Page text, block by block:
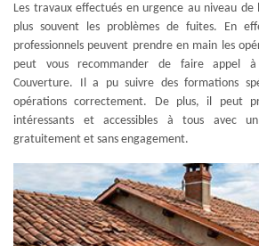
Les travaux effectués en urgence au niveau
plus souvent les problèmes de fuites. En
professionnels peuvent prendre en main les
peut vous recommander de faire appel
Couverture. Il a pu suivre des formations
opérations correctement. De plus, il peut
intéressants et accessibles à tous avec
gratuitement et sans engagement.